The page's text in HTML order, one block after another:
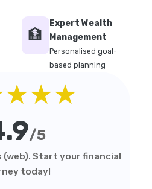
🏦
Expert Wealth
Management
Personalised goal-
based planning
/5
(web). Start your financial
today!